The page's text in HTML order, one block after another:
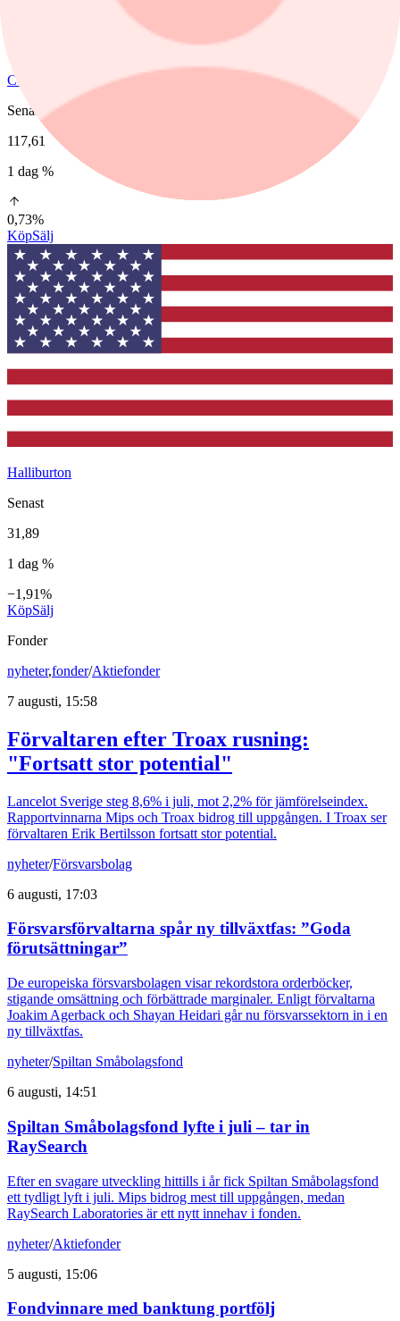
ConocoPhillips
Senast
117,61
1 dag %
0,73%
KöpSälj
Halliburton
Senast
31,89
1 dag %
−1,91%
KöpSälj
Fonder
nyheter,fonder/Aktiefonder
7 augusti, 15:58
Förvaltaren efter Troax rusning:
"Fortsatt stor potential"
Lancelot Sverige steg 8,6% i juli, mot 2,2% för jämförelseindex.
Rapportvinnarna Mips och Troax bidrog till uppgången. I Troax ser
förvaltaren Erik Bertilsson fortsatt stor potential.
nyheter/Försvarsbolag
6 augusti, 17:03
Försvarsförvaltarna spår ny tillväxtfas: ”Goda
förutsättningar”
De europeiska försvarsbolagen visar rekordstora orderböcker,
stigande omsättning och förbättrade marginaler. Enligt förvaltarna
Joakim Agerback och Shayan Heidari går nu försvarssektorn in i en
ny tillväxtfas.
nyheter/Spiltan Småbolagsfond
6 augusti, 14:51
Spiltan Småbolagsfond lyfte i juli – tar in
RaySearch
Efter en svagare utveckling hittills i år fick Spiltan Småbolagsfond
ett tydligt lyft i juli. Mips bidrog mest till uppgången, medan
RaySearch Laboratories är ett nytt innehav i fonden.
nyheter/Aktiefonder
5 augusti, 15:06
Fondvinnare med banktung portfölj